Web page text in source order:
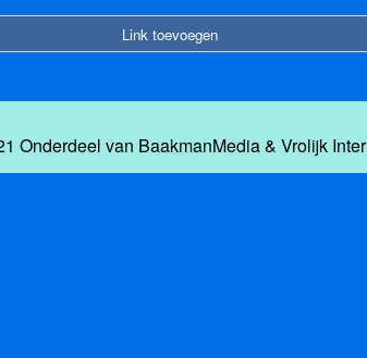
Link toevoegen
Onderdeel van BaakmanMedia& Vrolijk